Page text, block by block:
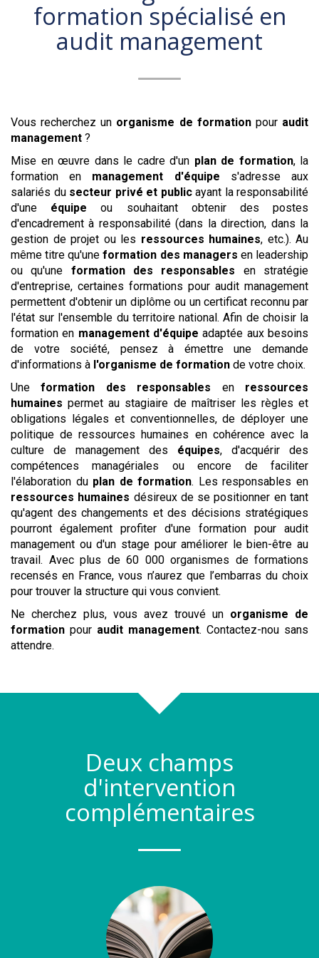
formationspécialisé en
audit management
Vous recherchez un organisme de formation pour audit
management ?
Mise en œuvre dans le cadre d'un plan de formation, la
formation en management d'équipe s'adresse aux
salariés du secteur privé et publicayant la responsabilité
d'une équipe ou souhaitant obtenir des postes
d'encadrement à responsabilité (dans la direction, dans la
gestion de projet ou les ressources humaines, etc.). Au
même titre qu'uneformation des managers en leadership
ou qu'une formation des responsables en stratégie
d'entreprise, certaines formations pour audit management
permettent d'obtenir un diplôme ou un certificat reconnu par
l'état sur l'ensemble du territoire national. Afin de choisir la
formation en management d'équipe adaptée aux besoins
de votre société, pensez à émettre une demande
d'informations à l'organisme de formation de votre choix.
Uneformation des responsables en ressources
humaines permet au stagiaire de maîtriser les règles et
obligations légales et conventionnelles, de déployer une
politique de ressources humaines en cohérence avec la
culture de management des équipes, d'acquérir des
compétences managériales ou encore de faciliter
l'élaboration du plan de formation. Les responsables en
ressources humaines désireux de se positionner en tant
qu'agent des changements et des décisions stratégiques
pourront également profiter d'une formation pour audit
management ou d'un stage pour améliorer le bien-être au
travail. Avec plus de 60 000 organismes de formations
recensés en France, vous n’aurez que l’embarras du choix
pour trouver la structure qui vous convient.
Ne cherchez plus, vous avez trouvé un organisme de
formation pour audit management. Contactez-nou sans
attendre.
Deux champs
d'intervention
complémentaires